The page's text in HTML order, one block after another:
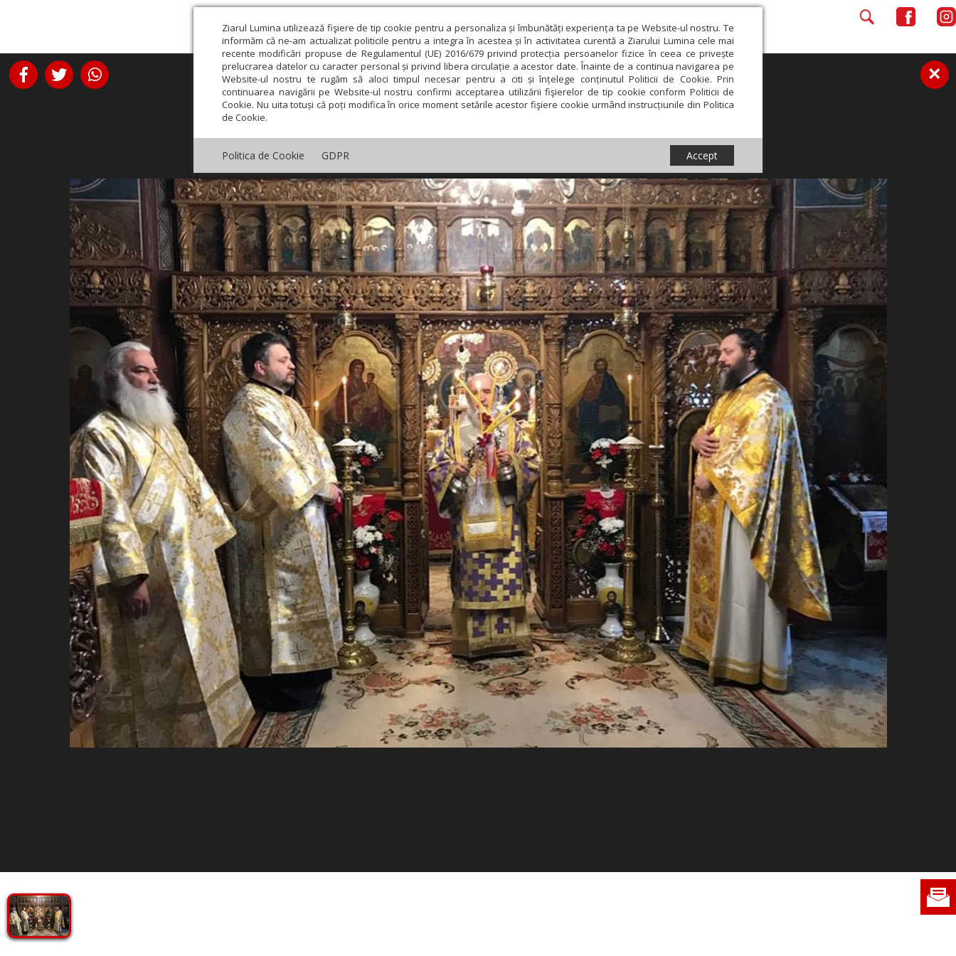
Ziarul Lumina utilizează fişiere de tip cookie pentru a personaliza și îmbunătăți experiența ta pe Website-ul nostru. Te
informăm că ne-am actualizat politicile pentru a integra în acestea și în activitatea curentă a Ziarului Lumina cele mai
recente modificări propuse de Regulamentul (UE) 2016/679 privind protecția persoanelor fizice în ceea ce privește
prelucrarea datelor cu caracter personal și privind libera circulație a acestor date. Înainte de a continua navigarea pe
Website-ul nostru te rugăm să aloci timpul necesar pentru a citi și înțelege conținutul Politicii de Cookie. Prin
continuarea navigării pe Website-ul nostru confirmi acceptarea utilizării fişierelor de tip cookie conform Politicii de
Cookie. Nu uita totuși că poți modifica în orice moment setările acestor fişiere cookie urmând instrucțiunile din Politica
de Cookie.
Politica de Cookie GDPR Accept
×